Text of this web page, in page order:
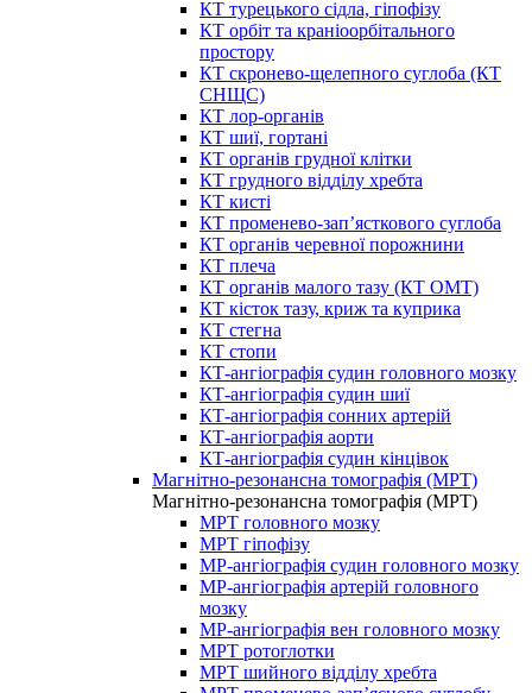
КТ турецького сідла, гіпофізу
КТ орбіт та краніоорбітального
простору
КТ скронево-щелепного суглоба (КТ
СНЩС)
КТ лор-органів
КТ шиї, гортані
КТ органів грудної клітки
КТ грудного відділу хребта
КТ кисті
КТ променево-зап’ясткового суглоба
КТ органів черевної порожнини
КТ плеча
КТ органів малого тазу (КТ ОМТ)
КТ кісток тазу, криж та куприка
КТ стегна
КТ стопи
КТ-ангіографія судин головного мозку
КТ-ангіографія судин шиї
КТ-ангіографія сонних артерій
КТ-ангіографія аорти
КТ-ангіографія судин кінцівок
Магнітно-резонансна томографія (МРТ)
Магнітно-резонансна томографія (МРТ)
МРТ головного мозку
МРТ гіпофізу
МР-ангіографія судин головного мозку
МР-ангіографія артерій головного
мозку
МР-ангіографія вен головного мозку
МРТ ротоглотки
МРТ шийного відділу хребта